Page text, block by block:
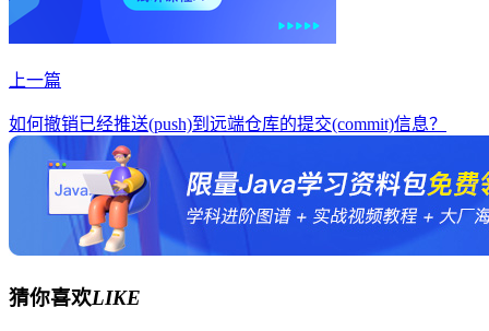
上一篇
如何撤销已经推送(push)到远端仓库的提交(commit)信息？
猜你喜欢LIKE